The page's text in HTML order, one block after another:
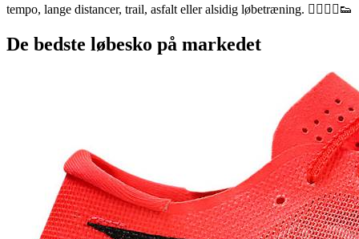
tempo, lange distancer, trail, asfalt eller alsidig løbetræning. 🏃‍♀️🏃‍♂️👟
De bedste løbesko på markedet